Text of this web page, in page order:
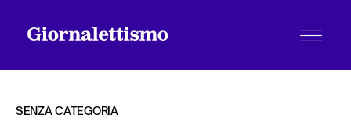
SENZA CATEGORIA